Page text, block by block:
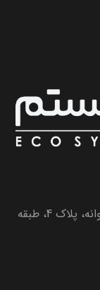
تهران، بزرگراه جلال آل احمد، خیابان پروانه، پلاک 4، طبقه